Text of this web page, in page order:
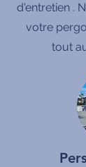
d'entretien .
votre
tout